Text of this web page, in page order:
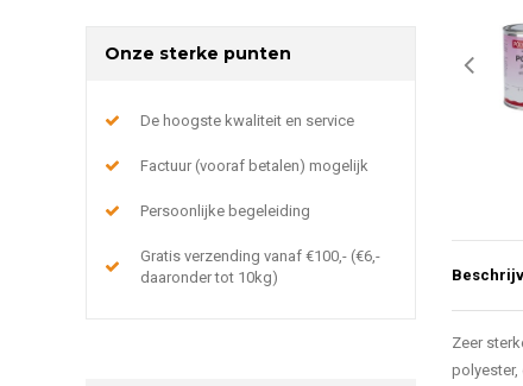
Onze sterke punten
De hoogste kwaliteit en service
Factuur (vooraf betalen) mogelijk
Persoonlijke begeleiding
Gratis verzending vanaf €100,- (€6,-
daaronder tot 10kg)
Zeer
polyester,